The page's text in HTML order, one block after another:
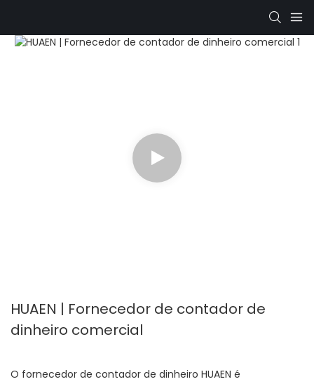
HUAEN | Fornecedor de contador de
dinheiro comercial
O fornecedor de contador de dinheiro HUAEN é